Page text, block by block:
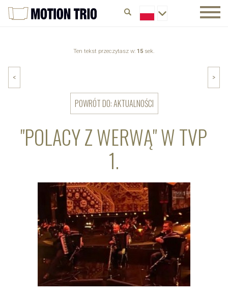
Ten tekst przeczytasz w: 15 sek.
"POLACY Z WERWĄ" W TVP
1.
< >
POWRÓT DO: AKTUALNOŚCI